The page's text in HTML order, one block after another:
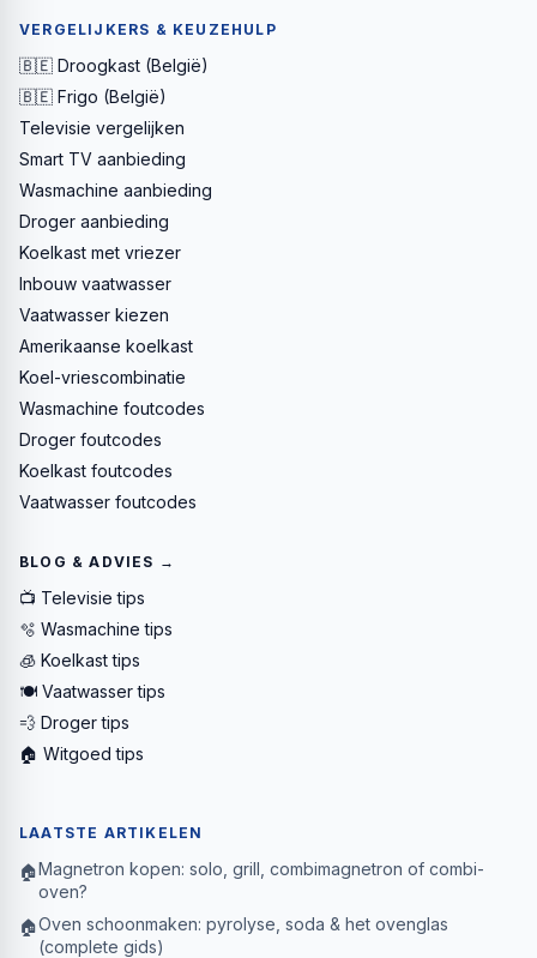
VERGELIJKERS & KEUZEHULP
🇧🇪 Droogkast (België)
🇧🇪 Frigo (België)
Televisie vergelijken
Smart TV aanbieding
Wasmachine aanbieding
Droger aanbieding
Koelkast met vriezer
Inbouw vaatwasser
Vaatwasser kiezen
Amerikaanse koelkast
Koel-vriescombinatie
Wasmachine foutcodes
Droger foutcodes
Koelkast foutcodes
Vaatwasser foutcodes
BLOG & ADVIES →
📺 Televisie tips
🫧 Wasmachine tips
🧊 Koelkast tips
🍽️ Vaatwasser tips
💨 Droger tips
🏠 Witgoed tips
LAATSTE ARTIKELEN
🏠Magnetron kopen: solo, grill, combimagnetron of combi-
oven?
🏠Oven schoonmaken: pyrolyse, soda & het ovenglas
(complete gids)